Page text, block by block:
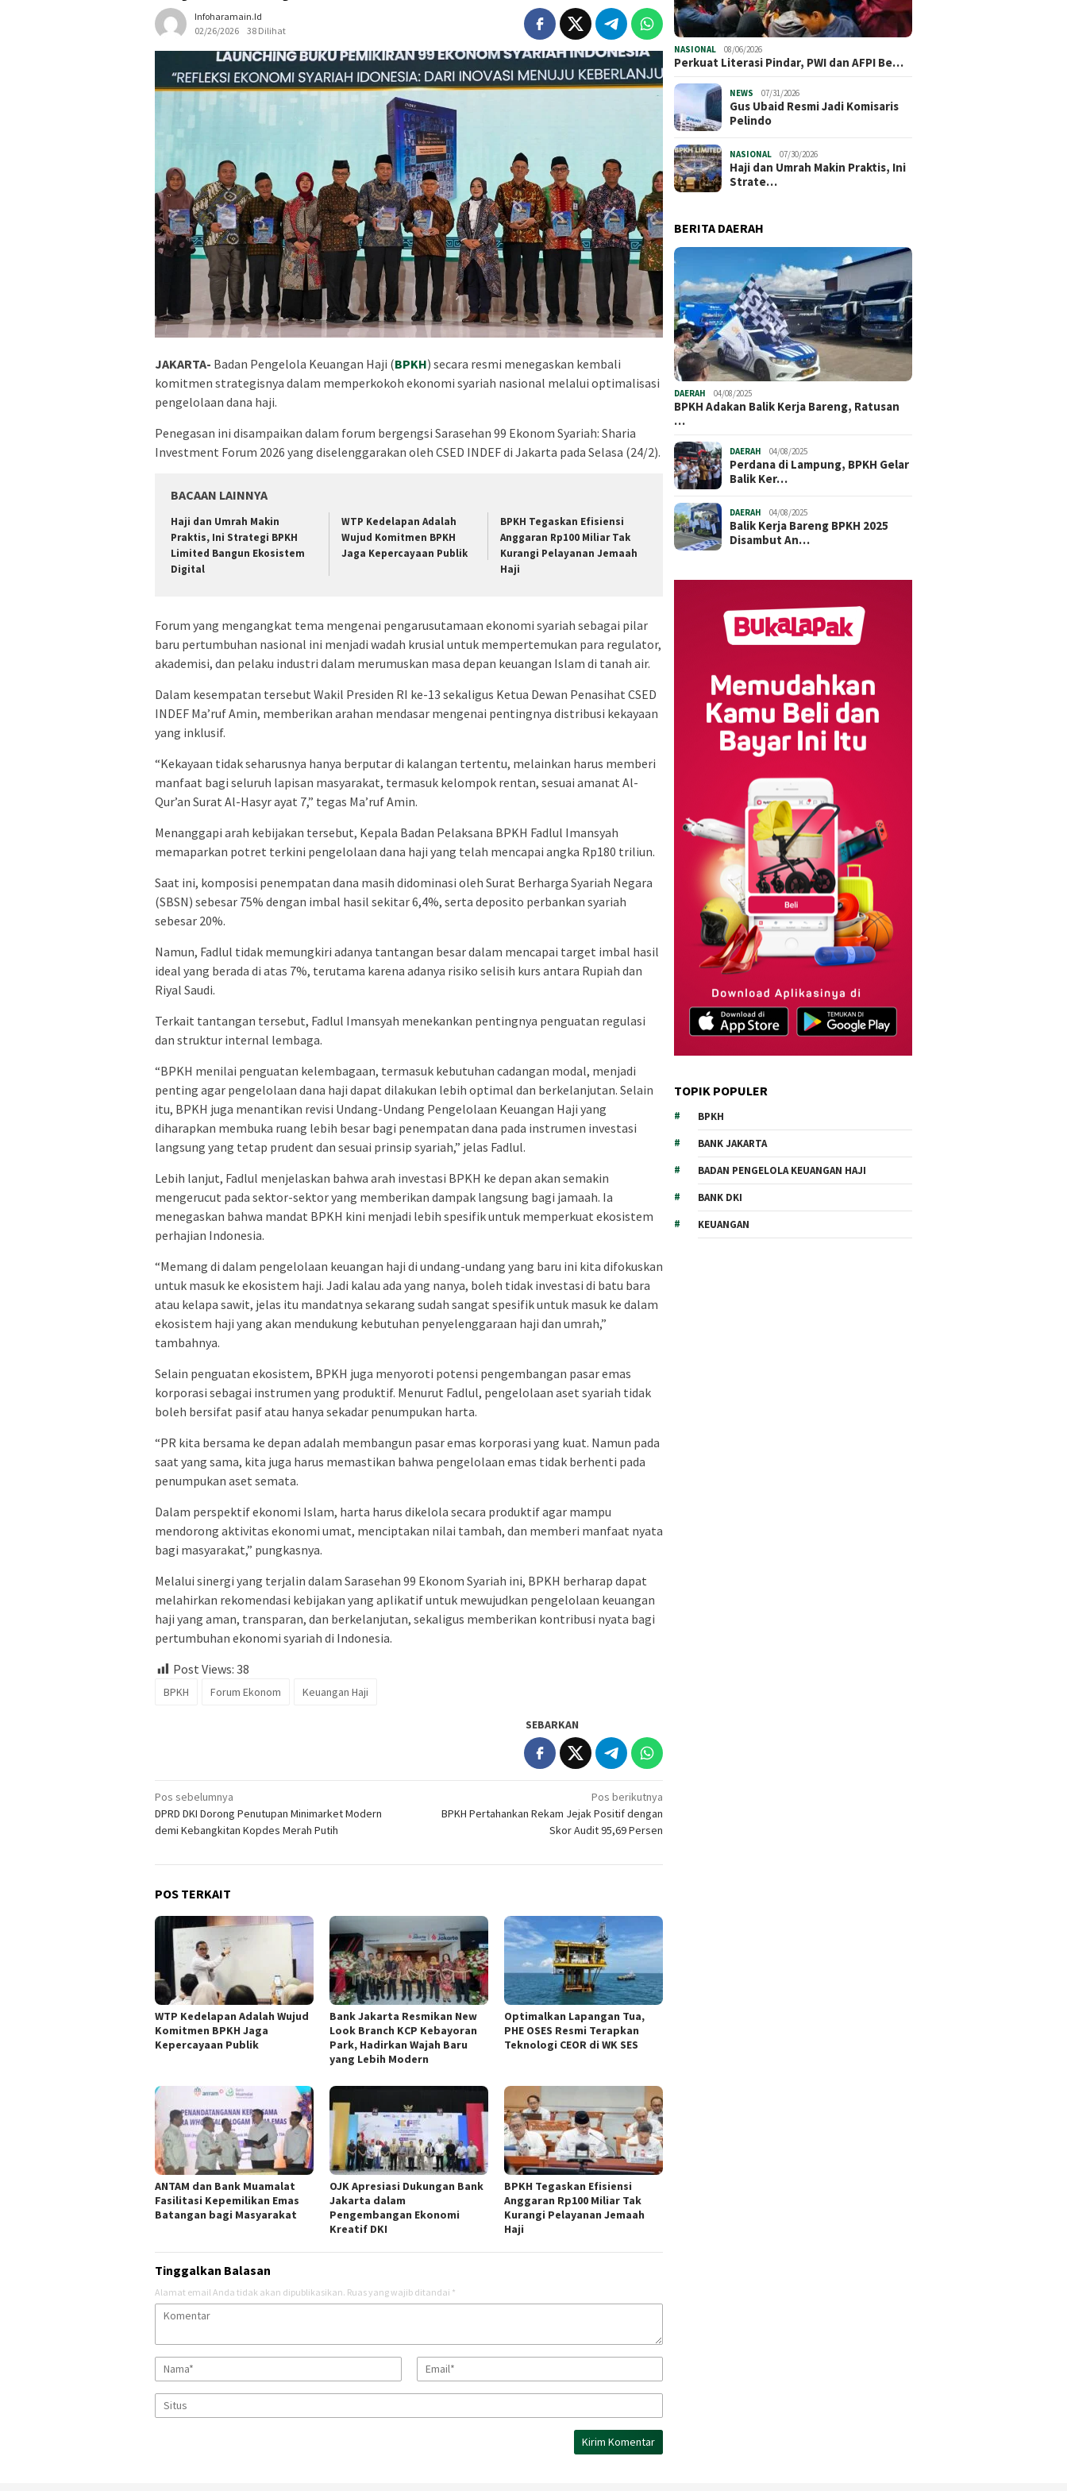
Infoharamain.id
02/26/2026
38 Dilihat
JAKARTA- Badan Pengelola Keuangan Haji (BPKH) secara resmi menegaskan kembali
komitmen strategisnya dalam memperkokoh ekonomi syariah nasional melalui optimalisasi
pengelolaan dana haji.
Penegasan ini disampaikan dalam forum bergengsi Sarasehan 99 Ekonom Syariah: Sharia
Investment Forum 2026 yang diselenggarakan oleh CSED INDEF di Jakarta pada Selasa (24/2).
BACAAN LAINNYA
Haji dan Umrah Makin
Praktis, Ini Strategi BPKH
Limited Bangun Ekosistem
Digital
WTP Kedelapan Adalah
Wujud Komitmen BPKH
Jaga Kepercayaan Publik
BPKH Tegaskan Efisiensi
Anggaran Rp100 Miliar Tak
Kurangi Pelayanan Jemaah
Haji
Forum yang mengangkat tema mengenai pengarusutamaan ekonomi syariah sebagai pilar
baru pertumbuhan nasional ini menjadi wadah krusial untuk mempertemukan para regulator,
akademisi, dan pelaku industri dalam merumuskan masa depan keuangan Islam di tanah air.
Dalam kesempatan tersebut Wakil Presiden RI ke-13 sekaligus Ketua Dewan Penasihat CSED
INDEF Ma’ruf Amin, memberikan arahan mendasar mengenai pentingnya distribusi kekayaan
yang inklusif.
“Kekayaan tidak seharusnya hanya berputar di kalangan tertentu, melainkan harus memberi
manfaat bagi seluruh lapisan masyarakat, termasuk kelompok rentan, sesuai amanat Al-
Qur’an Surat Al-Hasyr ayat 7,” tegas Ma’ruf Amin.
Menanggapi arah kebijakan tersebut, Kepala Badan Pelaksana BPKH Fadlul Imansyah
memaparkan potret terkini pengelolaan dana haji yang telah mencapai angka Rp180 triliun.
Saat ini, komposisi penempatan dana masih didominasi oleh Surat Berharga Syariah Negara
(SBSN) sebesar 75% dengan imbal hasil sekitar 6,4%, serta deposito perbankan syariah
sebesar 20%.
Namun, Fadlul tidak memungkiri adanya tantangan besar dalam mencapai target imbal hasil
ideal yang berada di atas 7%, terutama karena adanya risiko selisih kurs antara Rupiah dan
Riyal Saudi.
Terkait tantangan tersebut, Fadlul Imansyah menekankan pentingnya penguatan regulasi
dan struktur internal lembaga.
“BPKH menilai penguatan kelembagaan, termasuk kebutuhan cadangan modal, menjadi
penting agar pengelolaan dana haji dapat dilakukan lebih optimal dan berkelanjutan. Selain
itu, BPKH juga menantikan revisi Undang-Undang Pengelolaan Keuangan Haji yang
diharapkan membuka ruang lebih besar bagi penempatan dana pada instrumen investasi
langsung yang tetap prudent dan sesuai prinsip syariah,” jelas Fadlul.
Lebih lanjut, Fadlul menjelaskan bahwa arah investasi BPKH ke depan akan semakin
mengerucut pada sektor-sektor yang memberikan dampak langsung bagi jamaah. Ia
menegaskan bahwa mandat BPKH kini menjadi lebih spesifik untuk memperkuat ekosistem
perhajian Indonesia.
“Memang di dalam pengelolaan keuangan haji di undang-undang yang baru ini kita difokuskan
untuk masuk ke ekosistem haji. Jadi kalau ada yang nanya, boleh tidak investasi di batu bara
atau kelapa sawit, jelas itu mandatnya sekarang sudah sangat spesifik untuk masuk ke dalam
ekosistem haji yang akan mendukung kebutuhan penyelenggaraan haji dan umrah,”
tambahnya.
Selain penguatan ekosistem, BPKH juga menyoroti potensi pengembangan pasar emas
korporasi sebagai instrumen yang produktif. Menurut Fadlul, pengelolaan aset syariah tidak
boleh bersifat pasif atau hanya sekadar penumpukan harta.
“PR kita bersama ke depan adalah membangun pasar emas korporasi yang kuat. Namun pada
saat yang sama, kita juga harus memastikan bahwa pengelolaan emas tidak berhenti pada
penumpukan aset semata.
Dalam perspektif ekonomi Islam, harta harus dikelola secara produktif agar mampu
mendorong aktivitas ekonomi umat, menciptakan nilai tambah, dan memberi manfaat nyata
bagi masyarakat,” pungkasnya.
Melalui sinergi yang terjalin dalam Sarasehan 99 Ekonom Syariah ini, BPKH berharap dapat
melahirkan rekomendasi kebijakan yang aplikatif untuk mewujudkan pengelolaan keuangan
haji yang aman, transparan, dan berkelanjutan, sekaligus memberikan kontribusi nyata bagi
pertumbuhan ekonomi syariah di Indonesia.
Post Views: 38
BPKH Forum Ekonom Keuangan Haji
SEBARKAN
Navigasi
pos
Pos sebelumnya
DPRD DKI Dorong Penutupan Minimarket Modern
demi Kebangkitan Kopdes Merah Putih
Pos berikutnya
BPKH Pertahankan Rekam Jejak Positif dengan
Skor Audit 95,69 Persen
POS TERKAIT
WTP Kedelapan Adalah Wujud
Komitmen BPKH Jaga
Kepercayaan Publik
Bank Jakarta Resmikan New
Look Branch KCP Kebayoran
Park, Hadirkan Wajah Baru
yang Lebih Modern
Optimalkan Lapangan Tua,
PHE OSES Resmi Terapkan
Teknologi CEOR di WK SES
ANTAM dan Bank Muamalat
Fasilitasi Kepemilikan Emas
Batangan bagi Masyarakat
OJK Apresiasi Dukungan Bank
Jakarta dalam
Pengembangan Ekonomi
Kreatif DKI
BPKH Tegaskan Efisiensi
Anggaran Rp100 Miliar Tak
Kurangi Pelayanan Jemaah
Haji
Tinggalkan Balasan
Alamat email Anda tidak akan dipublikasikan. Ruas yang wajib ditandai *
NASIONAL 08/06/2026
Perkuat Literasi Pindar, PWI dan AFPI Be…
NEWS 07/31/2026
​Gus Ubaid Resmi Jadi Komisaris
Pelindo
NASIONAL 07/30/2026
Haji dan Umrah Makin Praktis, Ini
Strate…
BERITA DAERAH
DAERAH 04/08/2025
BPKH Adakan Balik Kerja Bareng, Ratusan
…
DAERAH 04/08/2025
Perdana di Lampung, BPKH Gelar
Balik Ker…
DAERAH 04/08/2025
Balik Kerja Bareng BPKH 2025
Disambut An…
TOPIK POPULER
BPKH
BANK JAKARTA
BADAN PENGELOLA KEUANGAN HAJI
BANK DKI
KEUANGAN